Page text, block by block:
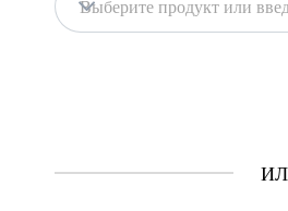
Торговая
Импортеры и
на импорт,